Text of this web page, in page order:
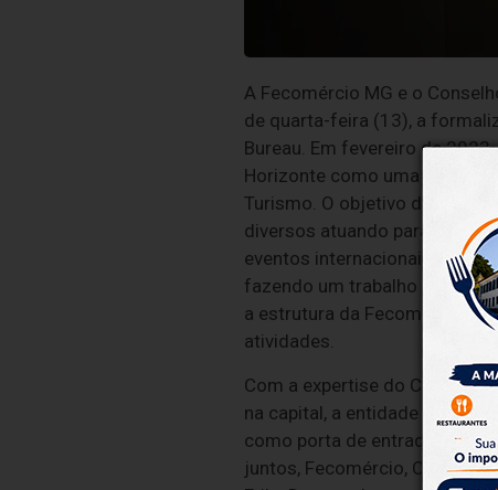
A Fecomércio MG e o
de quarta-feira (13), a
Bureau. Em fevereiro de
Horizonte como uma
Turismo. O objetivo da
diversos atuando para a
eventos internacionais,
fazendo um trabalho em
a estrutura da Fecomércio, a
atividades.
Com a expertise do
na capital, a entidade
como porta de entrada para o
juntos, Fecomércio, Cetur e